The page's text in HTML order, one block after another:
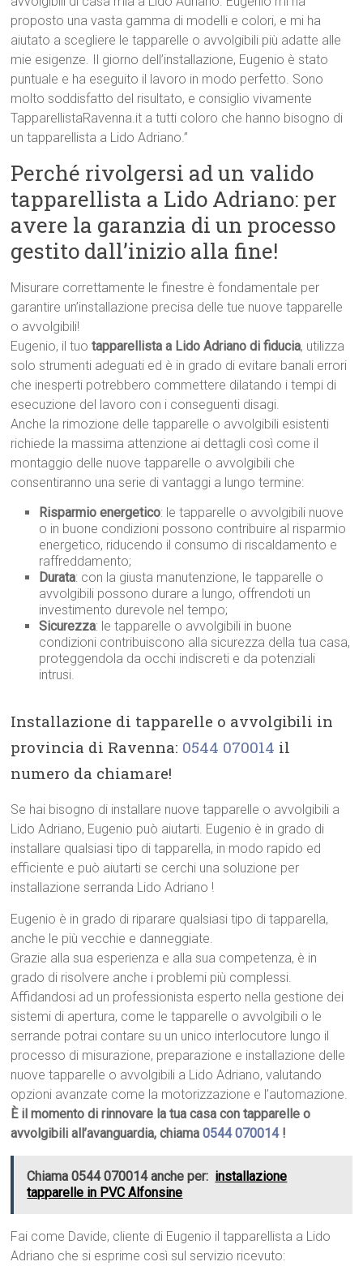
proposto una vasta gamma di modelli e colori, e mi ha
aiutato a scegliere le tapparelle o avvolgibili più adatte alle
mie esigenze. Il giorno dell’installazione, Eugenio è stato
puntuale e ha eseguito il lavoro in modo perfetto. Sono
molto soddisfatto del risultato, e consiglio vivamente
TapparellistaRavenna.it a tutti coloro che hanno bisogno di
un tapparellista a Lido Adriano.”
Perché rivolgersi ad un valido
tapparellista a Lido Adriano: per
avere la garanzia di un processo
gestito dall’inizio alla fine!
Misurare correttamente le finestre è fondamentale per
garantire un’installazione precisa delle tue nuove tapparelle
o avvolgibili!
Eugenio, il tuotapparellista a Lido Adriano di fiducia, utilizza
solo strumenti adeguati ed è in grado di evitare banali errori
che inesperti potrebbero commettere dilatando i tempi di
esecuzione del lavoro con i conseguenti disagi.
Anche la rimozione delle tapparelle o avvolgibili esistenti
richiede la massima attenzione ai dettagli così come il
montaggio delle nuove tapparelle o avvolgibili che
consentiranno una serie di vantaggi a lungo termine:
Risparmio energetico: le tapparelle o avvolgibili nuove
o in buone condizioni possono contribuire al risparmio
energetico, riducendo il consumo di riscaldamento e
raffreddamento;
Durata: con la giusta manutenzione, le tapparelle o
avvolgibili possono durare a lungo, offrendoti un
investimento durevole nel tempo;
Sicurezza: le tapparelle o avvolgibili in buone
condizioni contribuiscono alla sicurezza della tua casa,
proteggendola da occhi indiscreti e da potenziali
intrusi.
Installazione di tapparelle o avvolgibili in
provincia di Ravenna: 0544 070014 il
numero da chiamare!
Se hai bisogno di installare nuove tapparelle o avvolgibili a
Lido Adriano, Eugenio può aiutarti. Eugenio è in grado di
installare qualsiasi tipo di tapparella, in modo rapido ed
efficiente e può aiutarti se cerchi una soluzione per
installazione serranda Lido Adriano !
Eugenio è in grado di riparare qualsiasi tipo di tapparella,
anche le più vecchie e danneggiate.
Grazie alla sua esperienza e alla sua competenza, è in
grado di risolvere anche i problemi più complessi.
Affidandosi ad un professionista esperto nella gestione dei
sistemi di apertura, come le tapparelle o avvolgibili o le
serrande potrai contare su un unico interlocutore lungo il
processo di misurazione, preparazione e installazione delle
nuove tapparelle o avvolgibili a Lido Adriano, valutando
opzioni avanzate come la motorizzazione e l’automazione.
È il momento di rinnovare la tua casa con tapparelle o
avvolgibili all’avanguardia, chiama0544 070014!
Chiama 0544 070014 anche per: installazione
tapparelle in PVC Alfonsine
Fai come Davide, cliente di Eugenio il tapparellista a Lido
Adriano che si esprime così sul servizio ricevuto: